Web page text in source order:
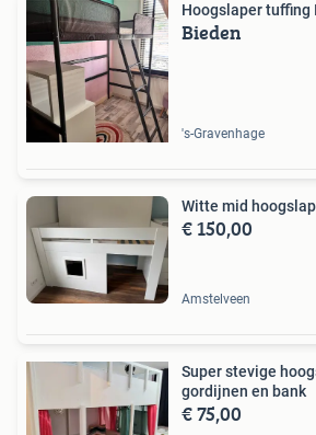
Hoogslaper tuffing
Bieden
's-Gravenhage
Witte mid
€ 150,00
Amstelveen
Super stevige
gordijnen en bank
€ 75,00